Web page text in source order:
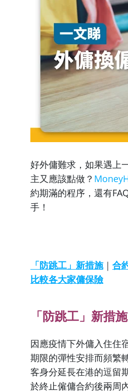
好外傭難求，如果遇上
主又應該點做？
約期滿的程序，還有
手！
「防跳工」新措施｜ 合
比較各大家傭保險
「防跳工」新措施
因應疫情下外傭入住住
期限的彈性安排而頻繁
客身分延長在港的逗留
於終止僱傭合約後兩周